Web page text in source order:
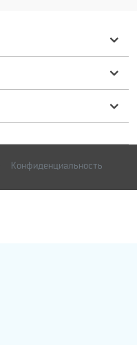
Конфиденциальность